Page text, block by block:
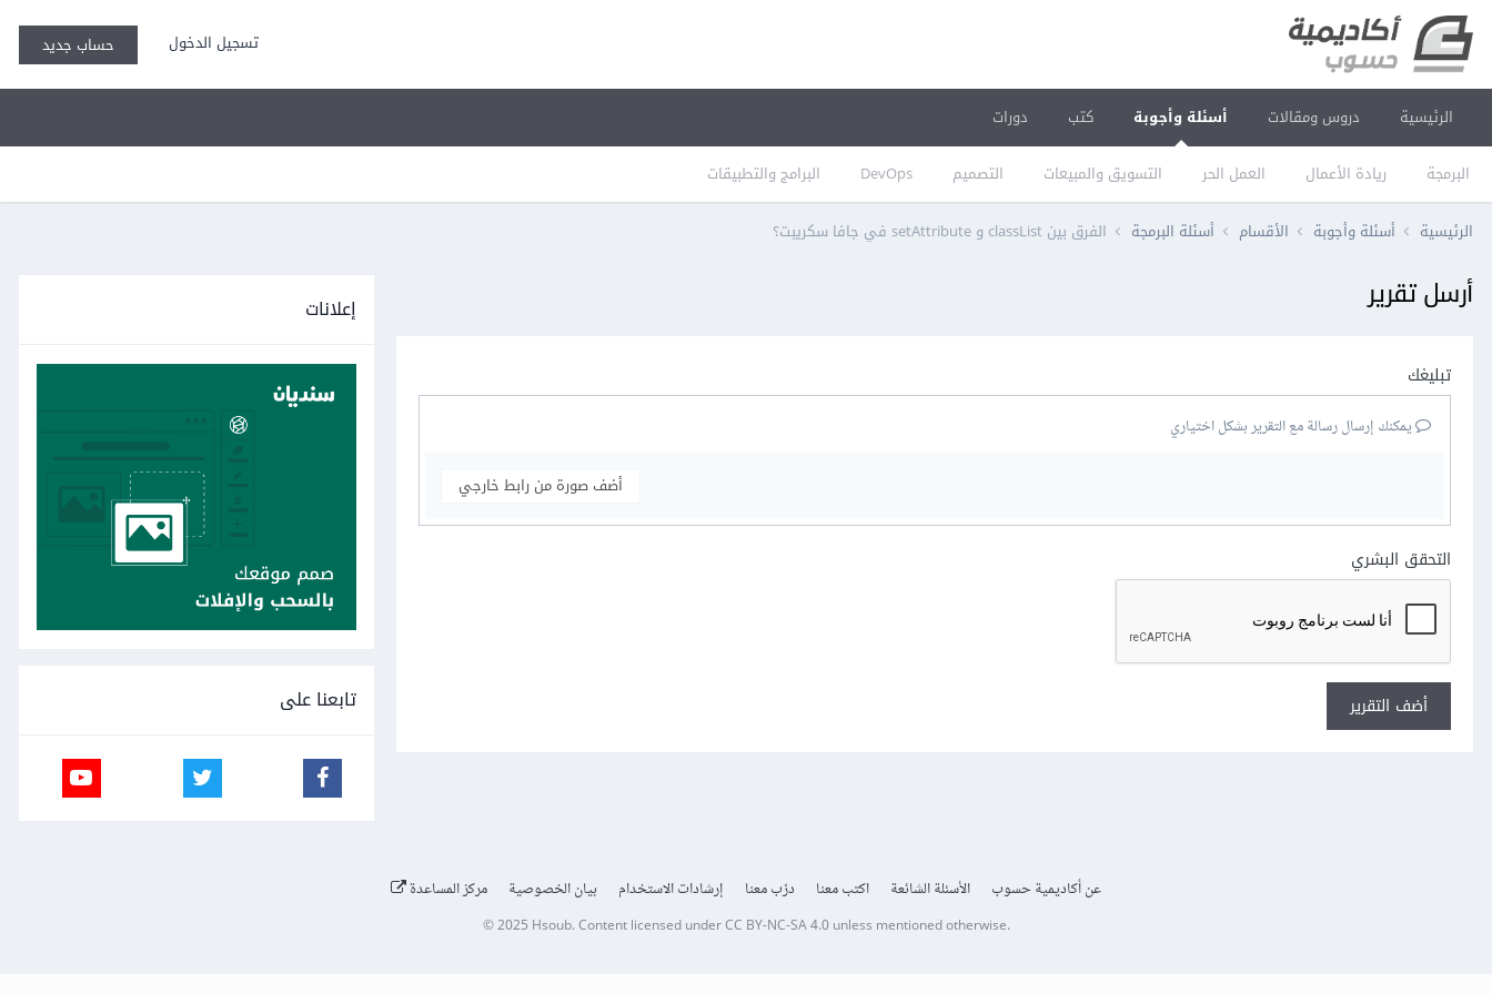
تسجيل الدخول حساب جديد
الرئيسية دروس ومقالات أسئلة وأجوبة
البرمجة ريادة الأعمال العمل الحر التسويق والمبيعات التصميم DevOps البرامج والتطبيقات
كتب دورات
الرئيسية أسئلة وأجوبة الأقسام أسئلة البرمجة الفرق بين classList و setAttribute في جافا سكريبت؟
أرسل تقرير
تبليغك
يمكنك إرسال رسالة مع التقرير بشكل اختياري
أضف صورة من رابط خارجي
التحقق البشري
أضف التقرير
إعلانات
تابعنا على
عن أكاديمية حسوب الأسئلة الشائعة اكتب معنا درّب معنا إرشادات الاستخدام بيان الخصوصية مركز المساعدة
© 2025 Hsoub.Content licensed underCC BY-NC-SA 4.0unless mentioned otherwise.